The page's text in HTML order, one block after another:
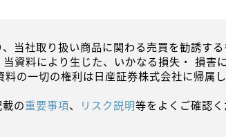
当社取り扱い商品に関わる売買を勧誘す
資料により生じた、いかなる損失・ 損
の一切の権利は日産証券株式会社に帰属
の重要事項、 リスク説明等をよくご確認く